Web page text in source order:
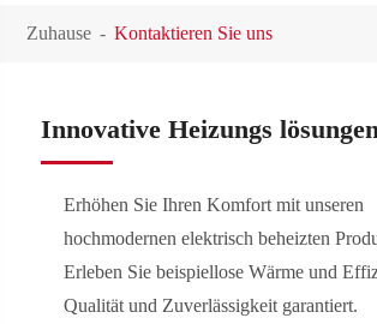
Zuhause Kontaktieren Sie uns
Innovative Heizungs
Erhöhen Sie Ihren Komfort mit unseren
hochmodernen elektrisch beheizten
Erleben Sie beispiellose Wärme und
Qualität und Zuverlässigkeit garantiert.